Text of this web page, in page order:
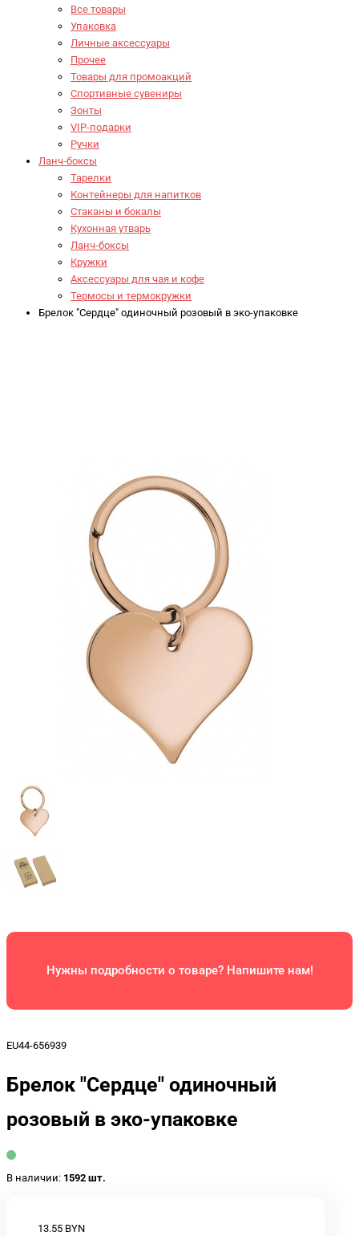
Все товары
Упаковка
Личные аксессуары
Прочее
Товары для промоакций
Спортивные сувениры
Зонты
VIP-подарки
Ручки
Ланч-боксы
Тарелки
Контейнеры для напитков
Стаканы и бокалы
Кухонная утварь
Ланч-боксы
Кружки
Аксессуары для чая и кофе
Термосы и термокружки
Брелок "Сердце" одиночный розовый в эко-упаковке
Нужны подробности о товаре? Напишите нам!
EU44-656939
Брелок "Сердце" одиночный
розовый в эко-упаковке
В наличии: 1592 шт.
13.55 BYN